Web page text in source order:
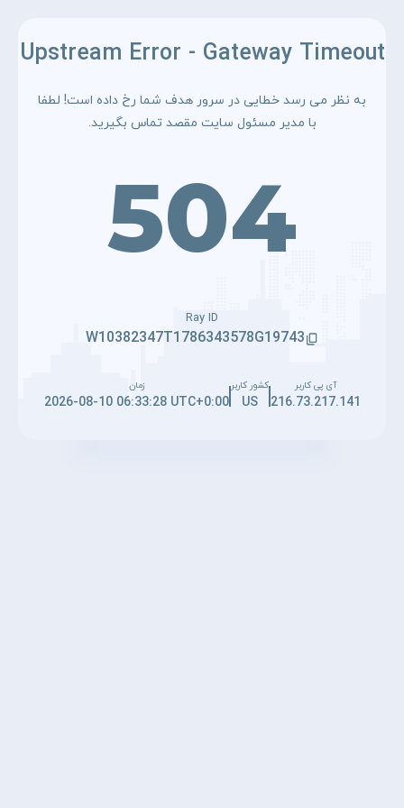
Upstream Error - Gateway Timeout
به نظر می رسد خطایی در سرور هدف شما رخ داده است! لطفا
با مدیر مسئول سایت مقصد تماس بگیرید.
504
Ray ID
W10382347T1786343578G19743
آی پی کاربر
216.73.217.141
کشور کاربر
US
زمان
2026-08-10 06:33:28 UTC+0:00